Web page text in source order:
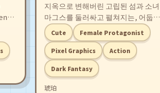
지옥으로 변해버린 고립된 섬과 소녀
마그스를 둘러싸고 펼쳐지는, 어둡고
음울한 세계관의 다크 판타지 2D 액션
게임!! 지옥으로 변해버린 고립된 섬을
무대로, 저주를 짊어진 소녀 「마구
스」가 「불사한 썩은 살의 저주」와
함께 강적과 수수께끼에 맞서 나아간
다――
Cute Female Protagonist
Pixel Graphics Action
Dark Fantasy
琥珀